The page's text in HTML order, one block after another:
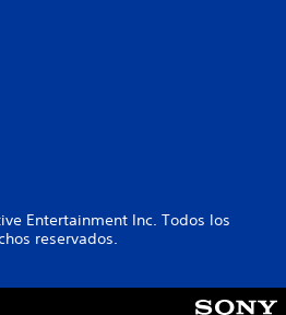
Entertainment Inc. Todos los
reservados.